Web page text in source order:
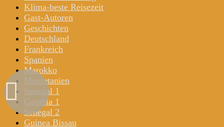
Klima-beste Reisezeit
Gast-Autoren
Geschichten
Deutschland
Frankreich
Spanien
Marokko
Mauretanien
Senegal 1
Gambia 1
Senegal 2
Guinea Bissau